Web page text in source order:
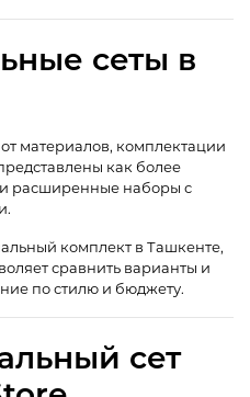
сеты в
материалов, комплектации
как более
расширенные наборы с
комплект в Ташкенте,
сравнить варианты и
по стилю и бюджету.
сет